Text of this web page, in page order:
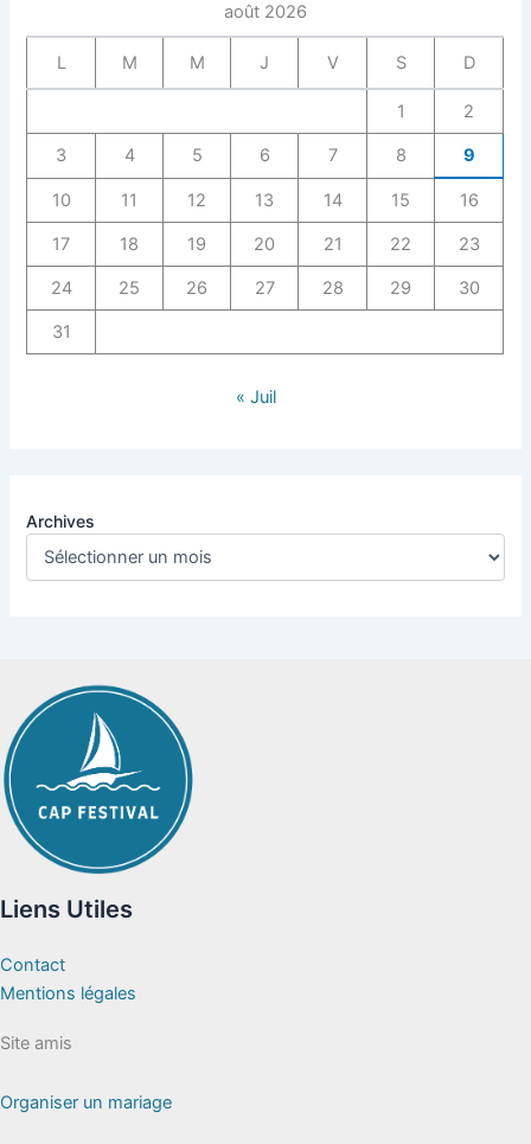
août 2026
L M M J V S D
1 2
3 4 5 6 7 8 9
10 11 12 13 14 15 16
17 18 19 20 21 22 23
24 25 26 27 28 29 30
31
« Juil
Archives
Liens Utiles
Contact
Mentions légales
Site amis
Organiser un mariage